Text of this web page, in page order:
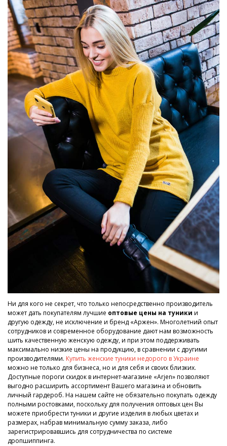
Ни для кого не секрет, что только непосредственно производитель
может дать покупателям лучшие оптовые цены на туники и
другую одежду, не исключение и бренд «Аржен». Многолетний опыт
сотрудников и современное оборудование дают нам возможность
шить качественную женскую одежду, и при этом поддерживать
максимально низкие цены на продукцию, в сравнении с другими
производителями. Купить женские туники недорого в Украине
можно не только для бизнеса, но и для себя и своих близких.
Доступные пороги скидок в интернет-магазине «Arjen» позволяют
выгодно расширить ассортимент Вашего магазина и обновить
личный гардероб. На нашем сайте не обязательно покупать одежду
полными ростовками, поскольку для получения оптовых цен Вы
можете приобрести туники и другие изделия в любых цветах и
размерах, набрав минимальную сумму заказа, либо
зарегистрировавшись для сотрудничества по системе
дропшиппинга.